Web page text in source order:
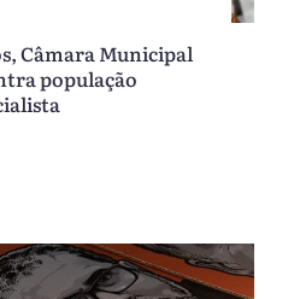
Câmara Municipal
população